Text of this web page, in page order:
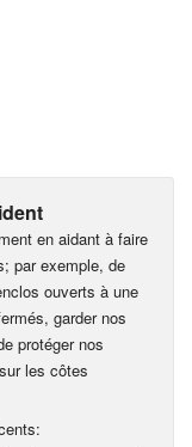
en aidant à faire
par exemple, de
ouverts à une
garder nos
protéger nos
les côtes